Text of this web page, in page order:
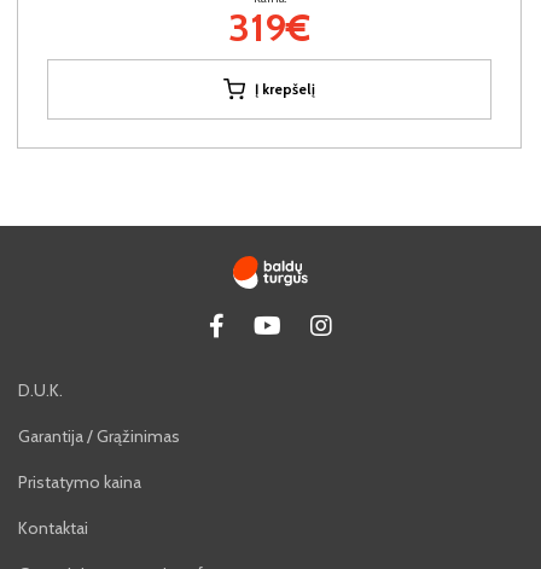
319€
Į krepšelį
D.U.K.
Garantija / Grąžinimas
Pristatymo kaina
Kontaktai